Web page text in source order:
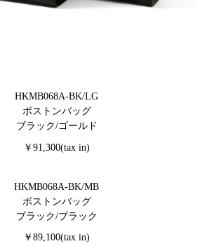
HKMB068A-BK/LG
ボストンバッグ
ブラック/ゴールド
￥91,300(tax in)
HKMB068A-BK/MB
ボストンバッグ
ブラック/ブラック
￥89,100(tax in)